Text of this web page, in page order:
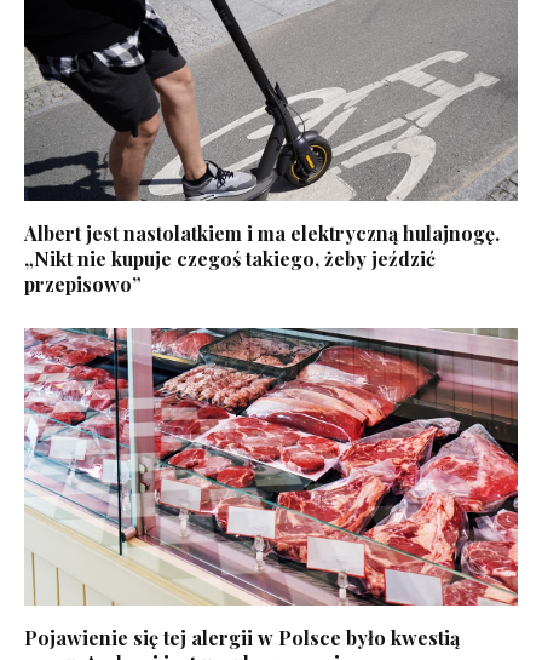
Albert jest nastolatkiem i ma elektryczną hulajnogę.
„Nikt nie kupuje czegoś takiego, żeby jeździć
przepisowo”
Pojawienie się tej alergii w Polsce było kwestią